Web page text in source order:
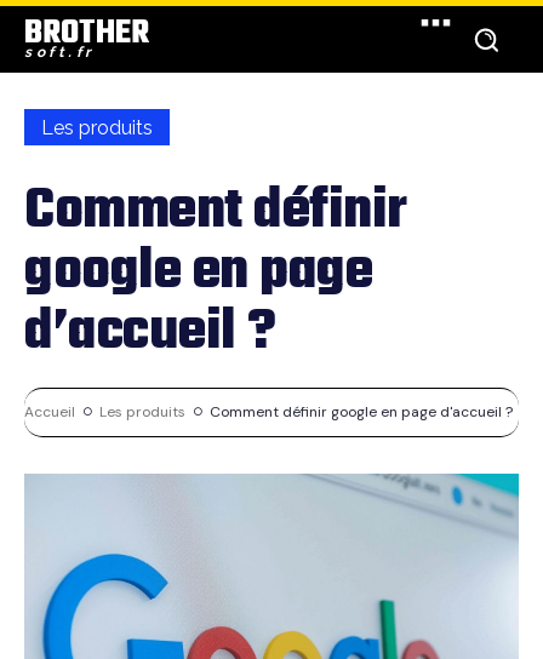
BROTHER
soft.fr
Les produits
Comment définir
google en page
d’accueil ?
Accueil Les produits Comment définir google en page d'accueil ?